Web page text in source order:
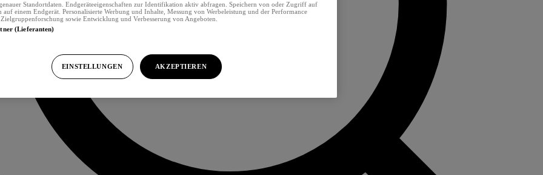
Standortdaten. Endgeräteeigenschaften zur Identifikation aktiv abfragen. Speichern von oder Zugriff auf
einem Endgerät. Personalisierte Werbung und Inhalte, Messung von Werbeleistung und der Performance
sowie Entwicklung und Verbesserung von Angeboten.
(Lieferanten)
EINSTELLUNGEN AKZEPTIEREN